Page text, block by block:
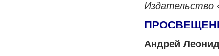
Издательство
Андрей